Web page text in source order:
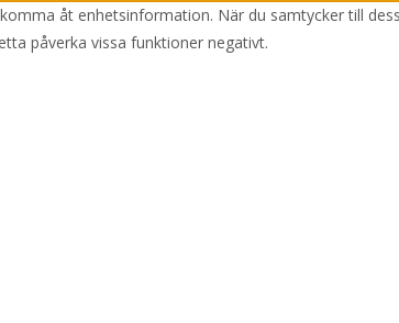
åt enhetsinformation. När du samtycker till
påverka vissa funktioner negativt.